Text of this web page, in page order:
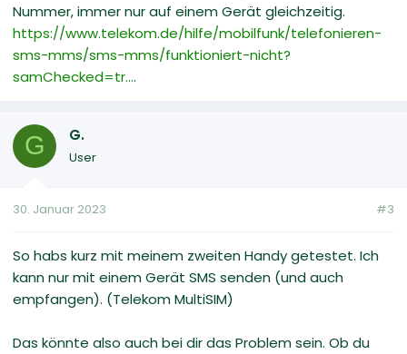
Nummer, immer nur auf einem Gerät gleichzeitig.
https://www.telekom.de/hilfe/mobilfunk/telefonieren-
sms-mms/sms-mms/funktioniert-nicht?
samChecked=tr....
G G.
User
30. Januar 2023 #3
So habs kurz mit meinem zweiten Handy getestet. Ich
kann nur mit einem Gerät SMS senden (und auch
empfangen). (Telekom MultiSIM)
Das könnte also auch bei dir das Problem sein. Ob du